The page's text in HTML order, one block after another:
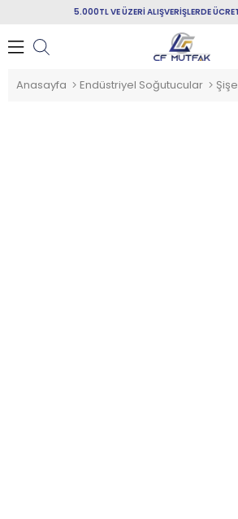
5.000TL VE ÜZERİ ALIŞVERİŞLERDE
Anasayfa Endüstriyel Soğutucular